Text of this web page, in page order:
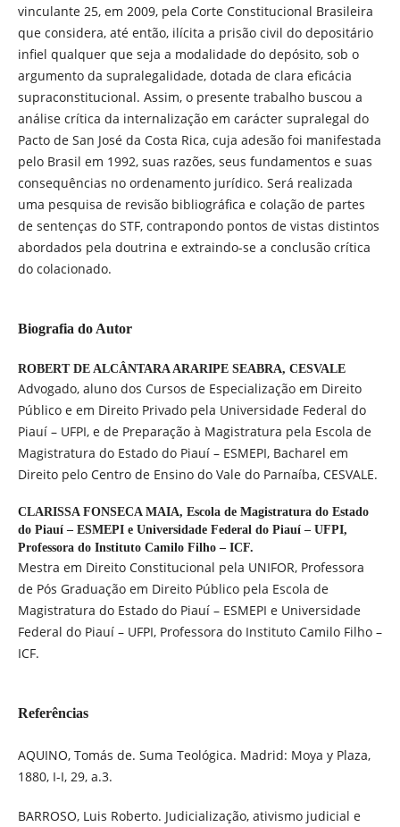
vinculante 25, em 2009, pela Corte Constitucional Brasileira
que considera, até então, ilícita a prisão civil do depositário
infiel qualquer que seja a modalidade do depósito, sob o
argumento da supralegalidade, dotada de clara eficácia
supraconstitucional. Assim, o presente trabalho buscou a
análise crítica da internalização em carácter supralegal do
Pacto de San José da Costa Rica, cuja adesão foi manifestada
pelo Brasil em 1992, suas razões, seus fundamentos e suas
consequências no ordenamento jurídico. Será realizada
uma pesquisa de revisão bibliográfica e colação de partes
de sentenças do STF, contrapondo pontos de vistas distintos
abordados pela doutrina e extraindo-se a conclusão crítica
do colacionado.
Biografia do Autor
ROBERT DE ALCÂNTARA ARARIPE SEABRA, CESVALE
Advogado, aluno dos Cursos de Especialização em Direito
Público e em Direito Privado pela Universidade Federal do
Piauí – UFPI, e de Preparação à Magistratura pela Escola de
Magistratura do Estado do Piauí – ESMEPI, Bacharel em
Direito pelo Centro de Ensino do Vale do Parnaíba, CESVALE.
CLARISSA FONSECA MAIA, Escola de Magistratura do Estado
do Piauí – ESMEPI e Universidade Federal do Piauí – UFPI,
Professora do Instituto Camilo Filho – ICF.
Mestra em Direito Constitucional pela UNIFOR, Professora
de Pós Graduação em Direito Público pela Escola de
Magistratura do Estado do Piauí – ESMEPI e Universidade
Federal do Piauí – UFPI, Professora do Instituto Camilo Filho –
ICF.
Referências
AQUINO, Tomás de. Suma Teológica. Madrid: Moya y Plaza,
1880, I-I, 29, a.3.
BARROSO, Luis Roberto. Judicialização, ativismo judicial e